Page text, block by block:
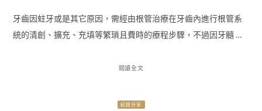
牙齒因蛀牙或是其它原因，需經由根管治療在牙齒內進行根管系
統的清創、擴充、充填等繁瑣且費時的療程步驟，不過因牙髓 …
閱讀全文
紀錄分享